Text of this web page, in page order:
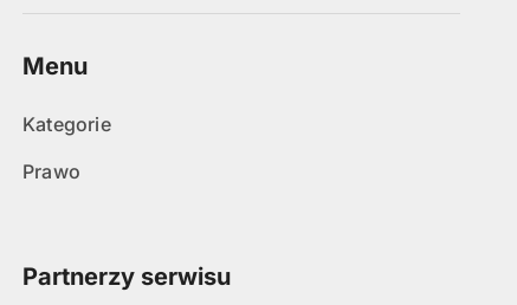
Menu
Kategorie
Prawo
Partnerzy serwisu